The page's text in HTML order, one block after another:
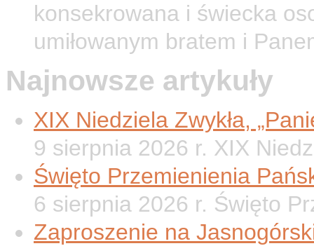
konsekrowana i świecka
umiłowanym bratem i
Najnowsze artykuły
XIX Niedziela Zwykła,
9 sierpnia 2026 r. XIX
Święto Przemienienia
6 sierpnia 2026 r. Święto
Zaproszenie na